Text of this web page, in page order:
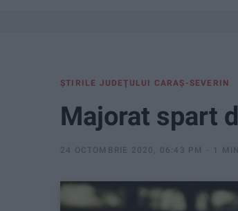
ŞTIRILE JUDEŢULUI CARAŞ-SEVERIN
Majorat spart
24 OCTOMBRIE 2020, 06:43 PM 1